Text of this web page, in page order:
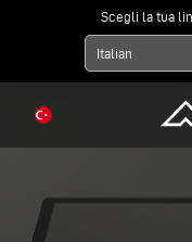
Scegli la tua
Italian